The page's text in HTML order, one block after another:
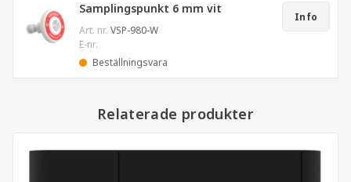
Samplingspunkt 6 mm vit
Art. nr. VSP-980-W
E-nr.
Beställningsvara
Info
Relaterade produkter